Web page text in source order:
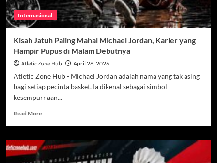
Internasional
Kisah Jatuh Paling Mahal Michael Jordan, Karier yang
Hampir Pupus di Malam Debutnya
Atletic Zone Hub April 26, 2026
Atletic Zone Hub - Michael Jordan adalah nama yang tak asing
bagi setiap pecinta basket. Ia dikenal sebagai simbol
kesempurnaan...
Read MoreRead
Kisah
Jatuh
Paling